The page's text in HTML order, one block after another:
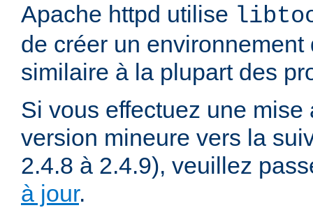
Apache httpd utilise
de créer un environnement
similaire à la plupart des
Si vous effectuez une
version mineure vers la
2.4.8 à 2.4.9), veuillez
à jour.